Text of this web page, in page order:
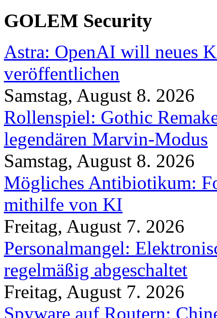
GOLEM Security
Astra: OpenAI will neues
veröffentlichen
Samstag, August 8. 2026
Rollenspiel: Gothic
legendären Marvin-Modus
Samstag, August 8. 2026
Mögliches Antibiotikum:
mithilfe von KI
Freitag, August 7. 2026
Personalmangel:
regelmäßig abgeschaltet
Freitag, August 7. 2026
Spyware auf Routern: